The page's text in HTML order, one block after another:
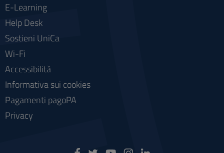
E-Learning
Help Desk
Sostieni UniCa
Wi-Fi
Accessibilità
Informativa sui cookies
Pagamenti pagoPA
Privacy